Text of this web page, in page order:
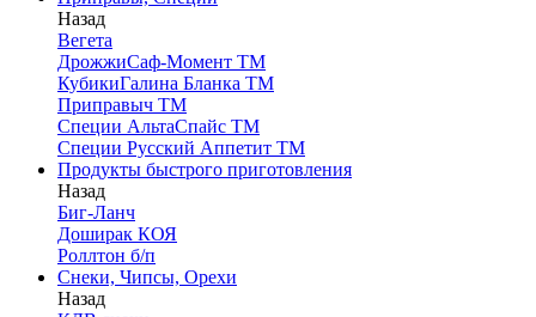
Назад
Вегета
ДрожжиСаф-Момент ТМ
КубикиГалина Бланка ТМ
Приправыч ТМ
Специи АльтаСпайс ТМ
Специи Русский Аппетит ТМ
Продукты быстрого приготовления
Назад
Биг-Ланч
Доширак КОЯ
Роллтон б/п
Снеки, Чипсы, Орехи
Назад